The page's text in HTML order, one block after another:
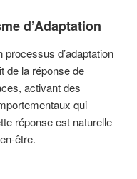
d’Adaptation
d’adaptation
de la réponse de
activant des
qui
réponse est naturelle
être.